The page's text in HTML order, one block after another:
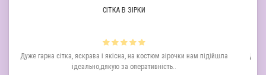
сітка, яскрава і якісна, на костюм зірочки нам підійшла
ідеально,дякую за оперативність..
Дякую за чудову